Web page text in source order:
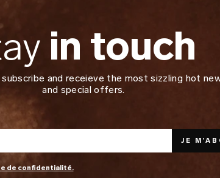
in touch
and receieve the most sizzling hot
and special offers.
de confidentialité.